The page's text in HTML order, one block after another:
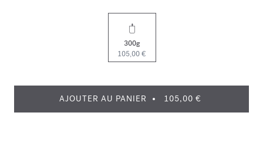
300g
105,00 €
AJOUTER AU PANIER 105,00 €